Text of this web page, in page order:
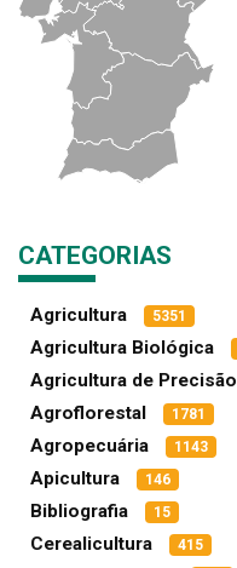
CATEGORIAS
Agricultura 5351
Agricultura Biológica
Agricultura de Precisão
Agroflorestal 1781
Agropecuária 1143
Apicultura 146
Bibliografia 15
Cerealicultura 415